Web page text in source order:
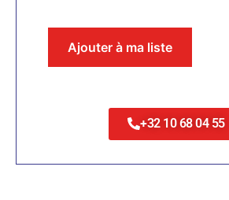
Ajouter à ma liste
+32 10 68 04 55